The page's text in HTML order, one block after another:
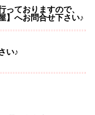
ておりますので、
】へお問合せ下さい♪
い♪